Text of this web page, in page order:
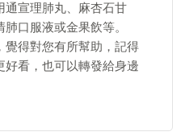
通宣理肺丸、麻杏石甘
口服液或金果飲等。
覺得對您有所幫助，記得
看，也可以轉發給身邊